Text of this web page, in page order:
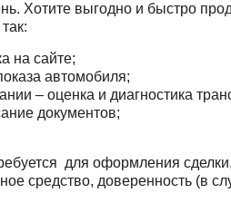
Хотите выгодно и быстро
на сайте;
автомобиля;
– оценка и диагностика
документов;
для оформления
средство, доверенность (в